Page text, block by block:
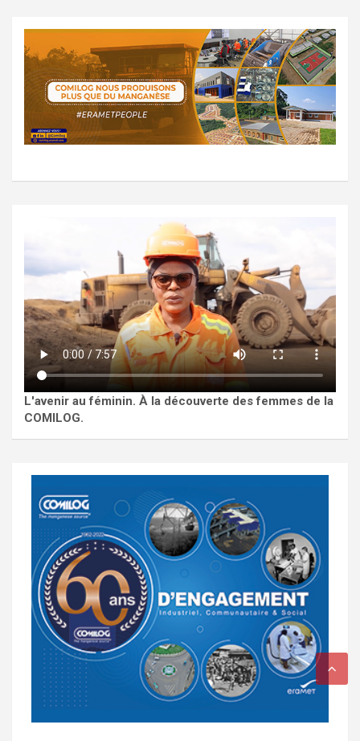
L'avenir au féminin. À la découverte des femmes de la
COMILOG.